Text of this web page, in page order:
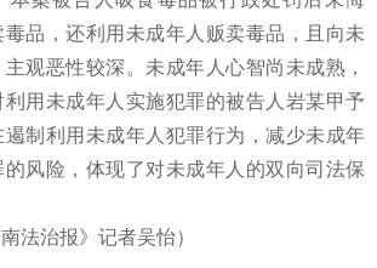
品，还利用未成年人贩卖毒品，且向未
观恶性较深。未成年人心智尚未成熟，
用未成年人实施犯罪的被告人岩某甲予
遏制利用未成年人犯罪行为，减少未成年
的风险，体现了对未成年人的双向司法保
法治报》记者吴怡）